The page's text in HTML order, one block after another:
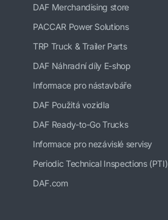
DAF Merchandising store
PACCAR Power Solutions
TRP Truck & Trailer Parts
DAF Náhradní díly E-shop
Informace pro nástavbáře
DAF Použitá vozidla
DAF Ready-to-Go Trucks
Informace pro nezávislé servisy
Periodic Technical Inspections (PTI)
DAF.com